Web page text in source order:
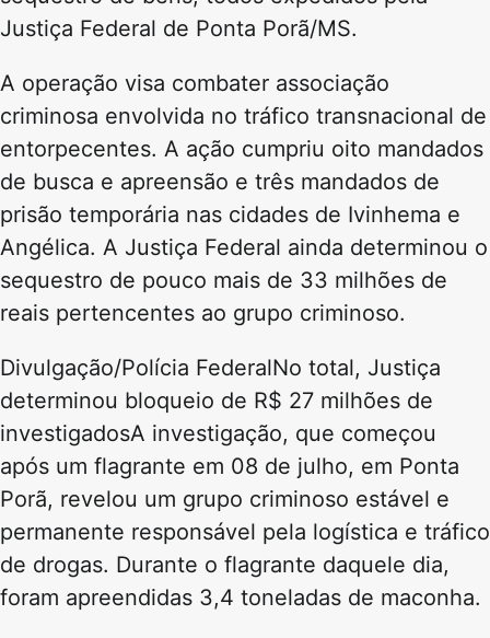
Justiça Federal de Ponta Porã/MS.
A operação visa combater associação
criminosa envolvida no tráfico transnacional de
entorpecentes. A ação cumpriu oito mandados
de busca e apreensão e três mandados de
prisão temporária nas cidades de Ivinhema e
Angélica. A Justiça Federal ainda determinou o
sequestro de pouco mais de 33 milhões de
reais pertencentes ao grupo criminoso.
Divulgação/Polícia FederalNo total, Justiça
determinou bloqueio de R$ 27 milhões de
investigadosA investigação, que começou
após um flagrante em 08 de julho, em Ponta
Porã, revelou um grupo criminoso estável e
permanente responsável pela logística e tráfico
de drogas. Durante o flagrante daquele dia,
foram apreendidas 3,4 toneladas de maconha.